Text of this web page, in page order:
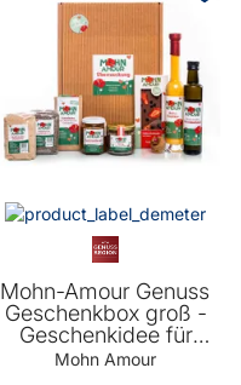
Mohn-Amour Genuss
Geschenkbox groß -
Geschenkidee für
Mohn Liebhaber von
Mohn Amour